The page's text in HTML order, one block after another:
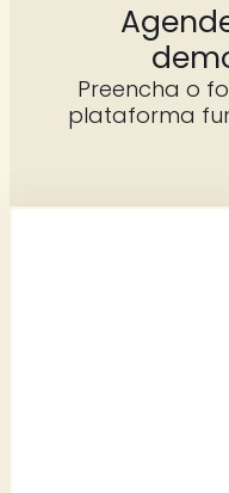
Preencha o
plataforma